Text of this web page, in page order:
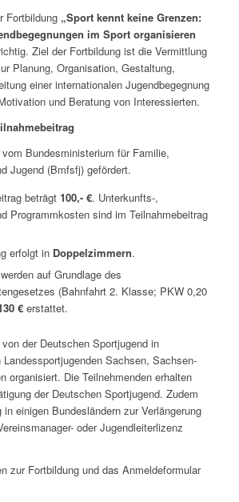
Fortbildung „Sport kennt keine Grenzen:
im Sport organisieren
Ziel der Fortbildung ist die Vermittlung
Planung, Organisation, Gestaltung,
einer internationalen Jugendbegegnung
und Beratung von Interessierten.
Bundesministerium für Familie,
Jugend (Bmfsfj) gefördert.
beträgt 100,- €. Unterkunfts-,
Programmkosten sind im Teilnahmebeitrag
erfolgt in Doppelzimmern.
auf Grundlage des
(Bahnfahrt 2. Klasse; PKW 0,20
€erstattet.
der Deutschen Sportjugend in
Sachsen, Sachsen-
organisiert. Die Teilnehmenden erhalten
der Deutschen Sportjugend. Zudem
einigen Bundesländern zur Verlängerung
oder Jugendleiterlizenz
zur Fortbildung und das Anmeldeformular